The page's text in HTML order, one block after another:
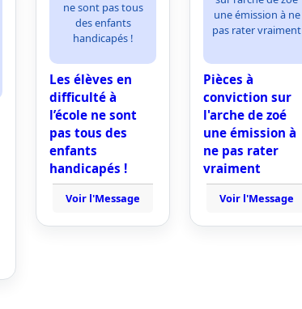
ne sont pas tous
des enfants
handicapés !
Les élèves en
difficulté à
l’école ne sont
pas tous des
enfants
handicapés !
Voir l'Message
une émission à ne
pas rater vraiment
Pièces à
conviction sur
l'arche de zoé
une émission à
ne pas rater
vraiment
Voir l'Message